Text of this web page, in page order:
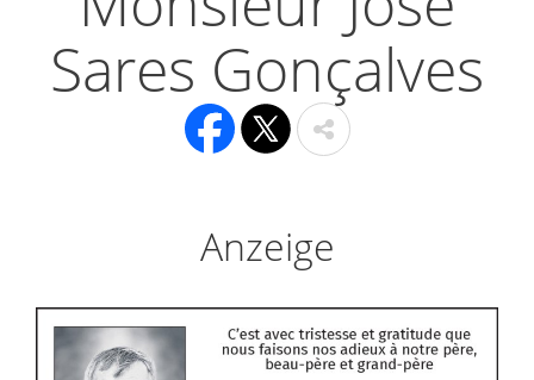
Sares Gonçalves
Anzeige